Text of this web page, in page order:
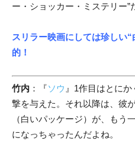
ー・ショッカー・ミステリー”
スリラー映画にしては珍しい
的！
竹内 ：『ソウ 』1作目はとに
撃を与えた。それ以降は、彼
（白いパッケージ）が、もう
になっちゃったんだよね。